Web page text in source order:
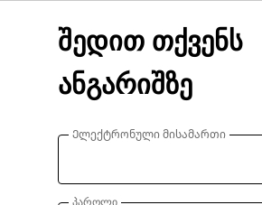
შედით თქვენს
ანგარიშზე
Ელექტრონული მისამართი
პაროლი